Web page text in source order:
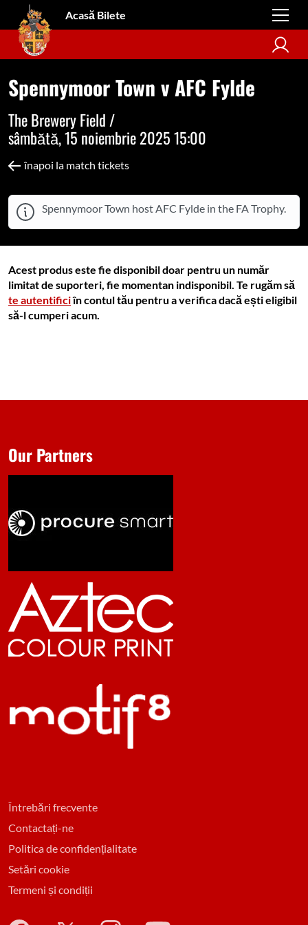
Acasă Bilete
Spennymoor Town v AFC Fylde
The Brewery Field /
sâmbătă, 15 noiembrie 2025 15:00
înapoi la match tickets
Spennymoor Town host AFC Fylde in the FA Trophy.
Acest produs este fie disponibil doar pentru un număr
limitat de suporteri, fie momentan indisponibil. Te rugăm să
te autentificiîn contul tău pentru a verifica dacă ești eligibil
să-l cumperi acum.
Întrebări frecvente
Contactați-ne
Politica de confidențialitate
Setări cookie
Termeni și condiții
Our Partners